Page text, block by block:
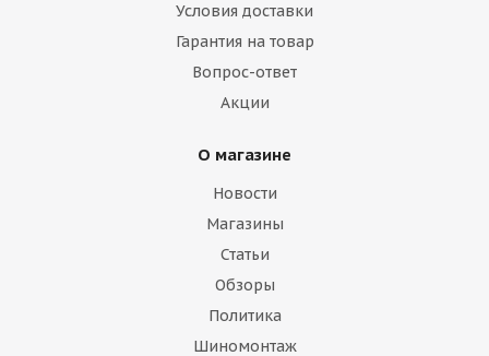
Условия доставки
Гарантия на товар
Вопрос-ответ
Акции
О магазине
Новости
Магазины
Статьи
Обзоры
Политика
Шиномонтаж